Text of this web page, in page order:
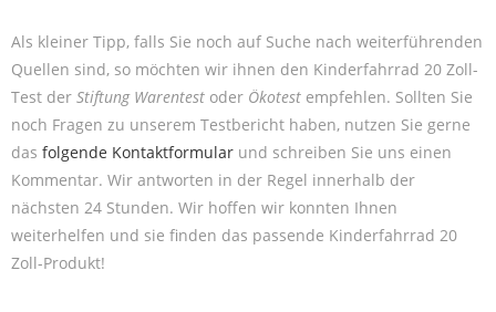
Als kleiner Tipp, falls Sie noch auf Suche nach weiterführenden
Quellen sind, so möchten wir ihnen den Kinderfahrrad 20 Zoll-
Test der Stiftung Warentest oder Ökotest empfehlen. Sollten Sie
noch Fragen zu unserem Testbericht haben, nutzen Sie gerne
das folgende Kontaktformular und schreiben Sie uns einen
Kommentar. Wir antworten in der Regel innerhalb der
nächsten 24 Stunden. Wir hoffen wir konnten Ihnen
weiterhelfen und sie finden das passende Kinderfahrrad 20
Zoll-Produkt!